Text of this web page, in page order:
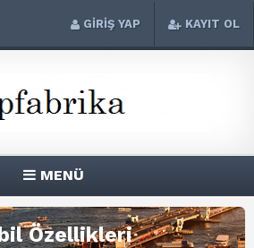
GİRİŞ YAP KAYIT OL
MENÜ
Özellikleri